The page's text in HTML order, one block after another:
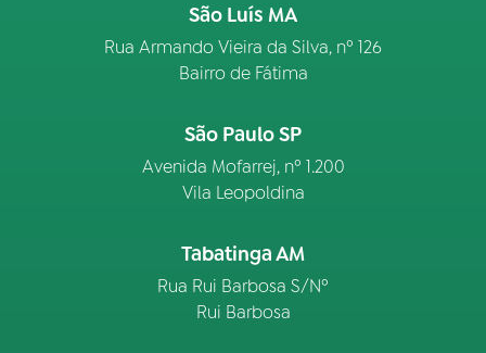
São Luís MA
Rua Armando Vieira da Silva, nº 126
Bairro de Fátima
São Paulo SP
Avenida Mofarrej, nº 1.200
Vila Leopoldina
Tabatinga AM
Rua Rui Barbosa S/Nº
Rui Barbosa